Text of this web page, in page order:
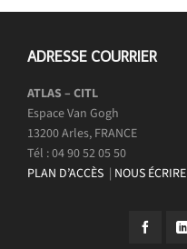
ADRESSE COURRIER
ATLAS – CITL
Espace Van Gogh
13200 Arles, FRANCE
Tél : 04 90 52 05 50
PLAN D’ACCÈS | NOUS ÉCRIRE